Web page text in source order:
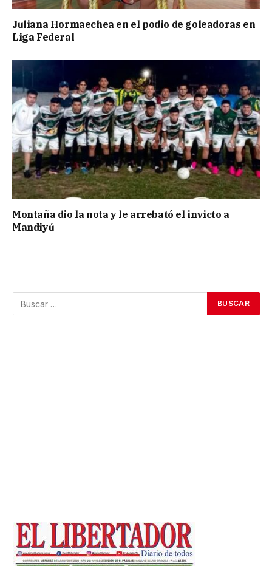
Juliana Hormaechea en el podio de goleadoras en
Liga Federal
Montaña dio la nota y le arrebató el invicto a
Mandiyú